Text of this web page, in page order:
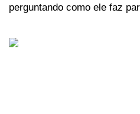
perguntando como ele faz